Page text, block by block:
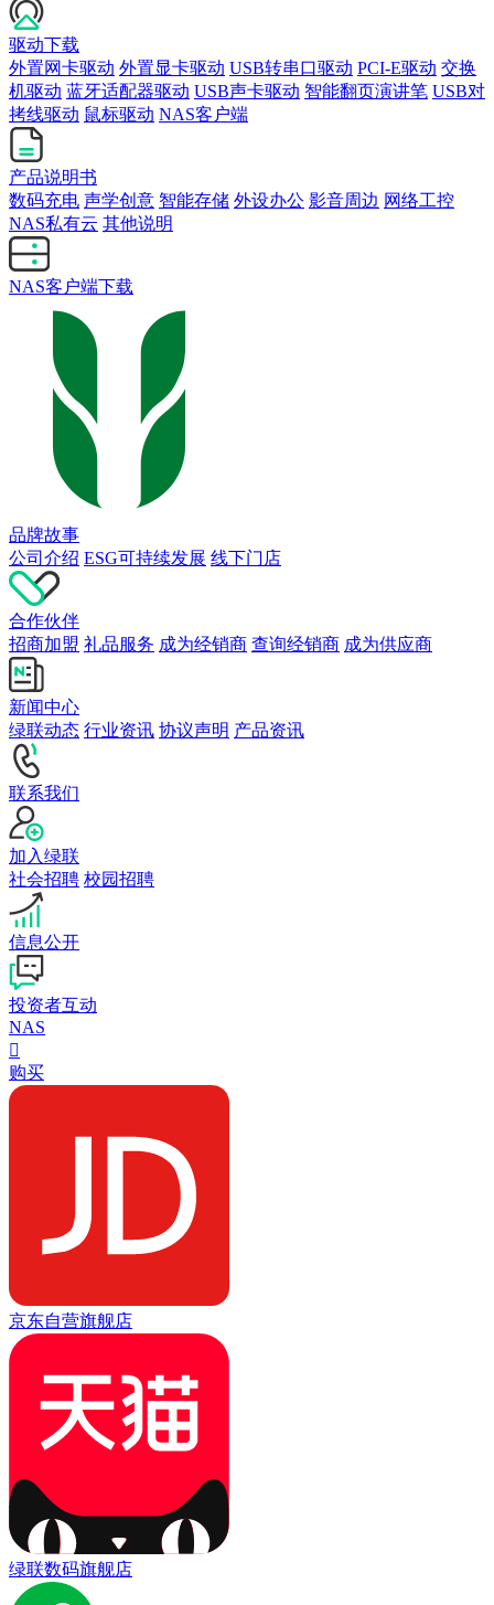
驱动下载
外置网卡驱动 外置显卡驱动 USB转串口驱动 PCI-E驱动 交换
机驱动 蓝牙适配器驱动 USB声卡驱动 智能翻页演讲笔 USB对
拷线驱动 鼠标驱动 NAS客户端
产品说明书
数码充电 声学创意 智能存储 外设办公 影音周边 网络工控
NAS私有云 其他说明
NAS客户端下载
品牌故事
公司介绍 ESG可持续发展 线下门店
合作伙伴
招商加盟 礼品服务 成为经销商 查询经销商 成为供应商
新闻中心
绿联动态 行业资讯 协议声明 产品资讯
联系我们
加入绿联
社会招聘 校园招聘
信息公开
投资者互动
NAS

购买
京东自营旗舰店
绿联数码旗舰店